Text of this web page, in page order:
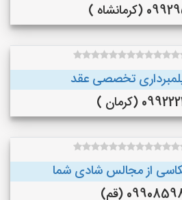
)
تخصصی عقد
(کرمان )
از مجالس شادی شما
(قم)